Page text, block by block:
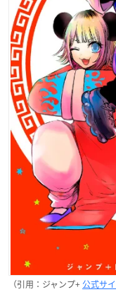
（引用：ジャンプ+公式サ